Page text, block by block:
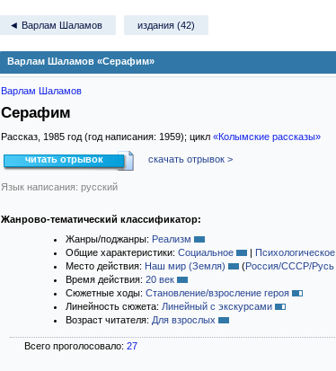
◄ Варлам Шаламов издания (42)
Варлам Шаламов «Серафим»
Варлам Шаламов
Серафим
Рассказ, 1985 год (год написания: 1959); цикл «Колымские рассказы»
читать отрывок скачать отрывок >
Язык написания: русский
Жанрово-тематический классификатор:
Жанры/поджанры: Реализм
Общие характеристики: Социальное | Психологическое
Место действия: Наш мир (Земля) (Россия/СССР/Русь
Время действия: 20 век
Сюжетные ходы: Становление/взросление героя
Линейность сюжета: Линейный с экскурсами
Возраст читателя: Для взрослых
Всего проголосовало: 27